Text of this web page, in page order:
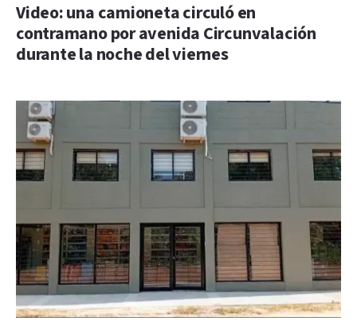
Video: una camioneta circuló en
contramano por avenida Circunvalación
durante la noche del viernes